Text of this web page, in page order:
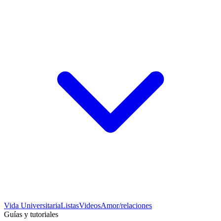
Vida UniversitariaListasVideosAmor/relaciones
Guías y tutoriales